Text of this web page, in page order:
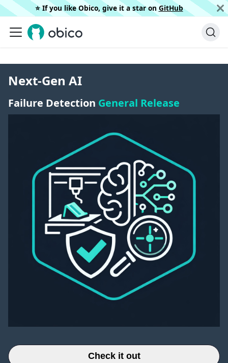
⭐️ If you like Obico, give it a star on GitHub
Next-Gen AI
Failure Detection General Release
Check it out